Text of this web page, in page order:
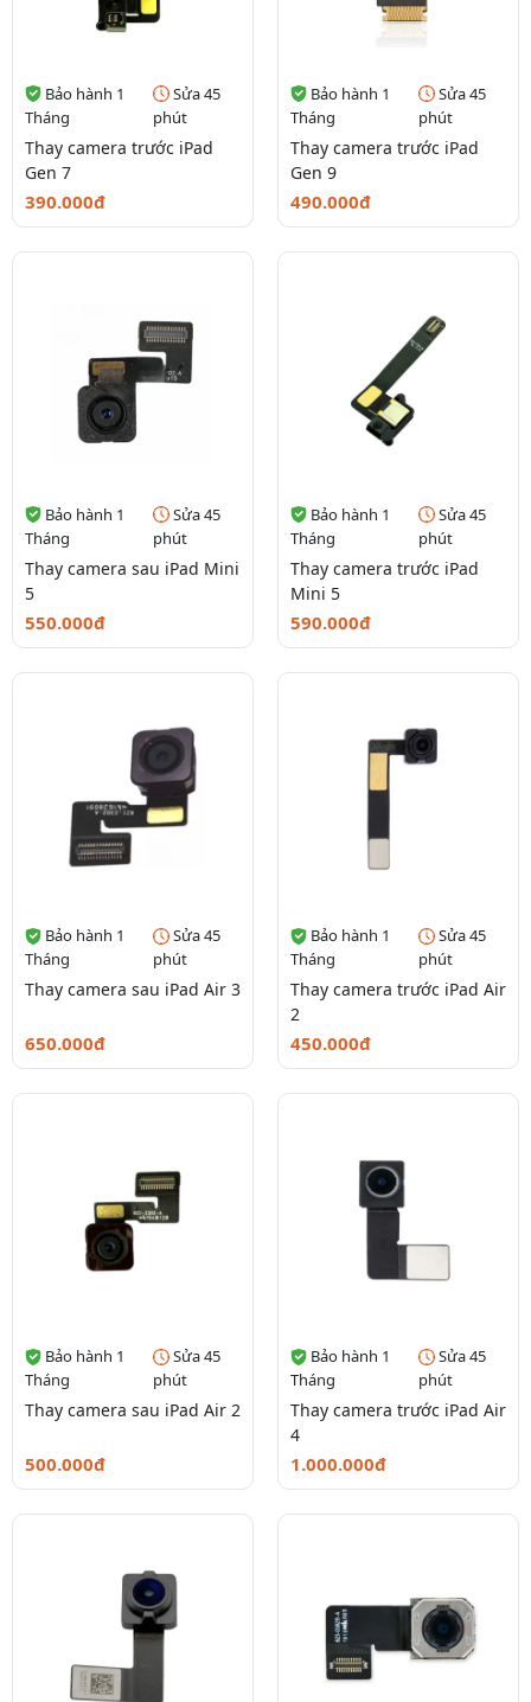
Bảo hành 1
Tháng
Sửa 45
phút
Thay camera trước iPad
Gen 7
390.000đ
Bảo hành 1
Tháng
Sửa 45
phút
Thay camera trước iPad
Gen 9
490.000đ
Bảo hành 1
Tháng
Sửa 45
phút
Thay camera sau iPad Mini
5
550.000đ
Bảo hành 1
Tháng
Sửa 45
phút
Thay camera trước iPad
Mini 5
590.000đ
Bảo hành 1
Tháng
Sửa 45
phút
Thay camera sau iPad Air 3
650.000đ
Bảo hành 1
Tháng
Sửa 45
phút
Thay camera trước iPad Air
2
450.000đ
Bảo hành 1
Tháng
Sửa 45
phút
Thay camera sau iPad Air 2
500.000đ
Bảo hành 1
Tháng
Sửa 45
phút
Thay camera trước iPad Air
4
1.000.000đ